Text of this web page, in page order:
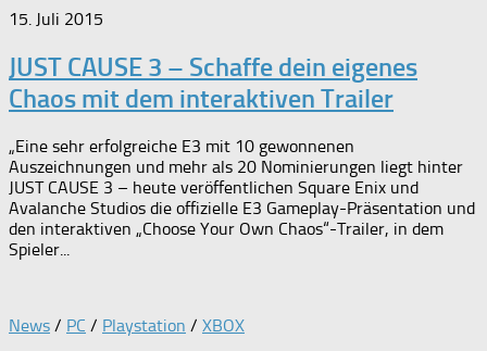
15. Juli 2015
JUST CAUSE 3 – Schaffe dein eigenes
Chaos mit dem interaktiven Trailer
„Eine sehr erfolgreiche E3 mit 10 gewonnenen
Auszeichnungen und mehr als 20 Nominierungen liegt hinter
JUST CAUSE 3 – heute veröffentlichen Square Enix und
Avalanche Studios die offizielle E3 Gameplay-Präsentation und
den interaktiven „Choose Your Own Chaos“-Trailer, in dem
Spieler...
News / PC / Playstation / XBOX